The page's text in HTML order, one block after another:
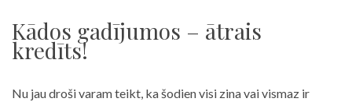
Kādos gadījumos – ātrais
kredīts!
Nu jau droši varam teikt, ka šodien visi zina vai vismaz ir